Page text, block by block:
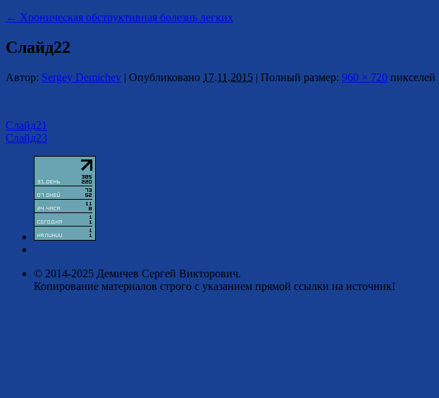
← Хроническая обструктивная болезнь легких
Слайд22
Автор: Sergey Demichev | Опубликовано 17.11.2015 | Полный размер: 960 × 720 пикселей
Слайд21
Слайд23
© 2014-2025 Демичев Сергей Викторович.
Копирование материалов строго с указанием прямой ссылки на источник!